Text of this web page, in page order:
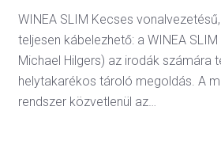
WINEA SLIM Kecses
teljesen kábelezhető: a WINEA
Michael Hilgers) az irodák számára
helytakarékos tároló megoldás. A
rendszer közvetlenül az…